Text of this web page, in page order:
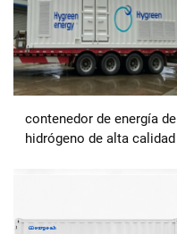
contenedor de energía de
hidrógeno de alta calidad